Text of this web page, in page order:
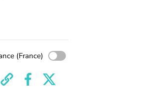
(France)